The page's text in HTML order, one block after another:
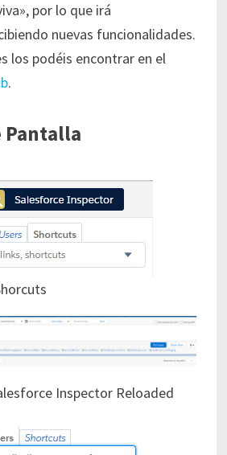
por lo que irá
nuevas funcionalidades.
los podéis encontrar en el
.
Pantalla
Inspector Reloaded